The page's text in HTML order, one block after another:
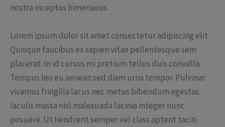
nostra inceptos himenaeos.
Lorem ipsum dolor sit amet consectetur adipiscing elit.
Quisque faucibus ex sapien vitae pellentesque sem
placerat. In id cursus mi pretium tellus duis convallis.
Tempus leo eu aenean sed diam urna tempor. Pulvinar
vivamus fringilla lacus nec metus bibendum egestas.
Iaculis massa nisl malesuada lacinia integer nunc
posuere. Ut hendrerit semper vel class aptent taciti